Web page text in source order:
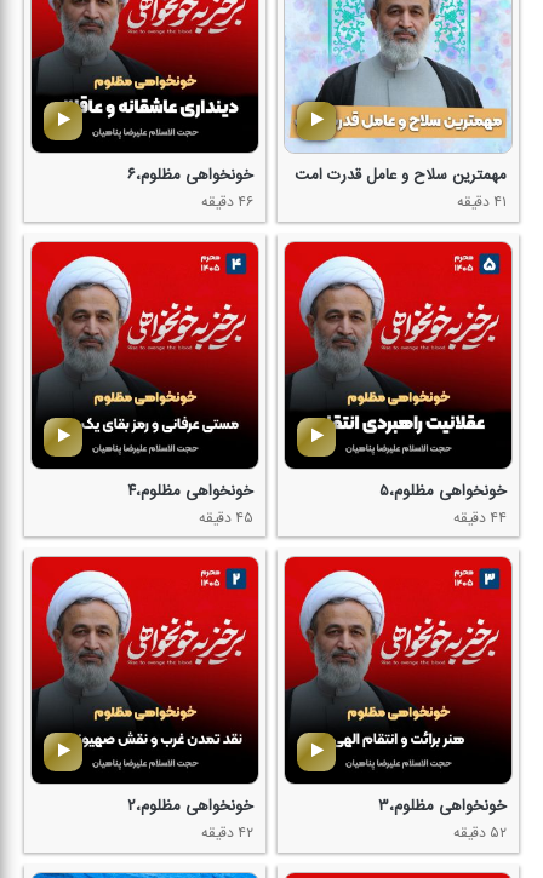
مهمترین سلاح و عامل قدرت امت
۴۱ دقیقه
خونخواهی مظلوم،۶
۴۶ دقیقه
خونخواهی مظلوم،۵
۴۴ دقیقه
خونخواهی مظلوم،۴
۴۵ دقیقه
خونخواهی مظلوم،۳
۵۲ دقیقه
خونخواهی مظلوم،۲
۴۲ دقیقه